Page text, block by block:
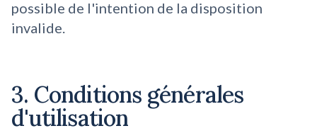
possible de l'intention de la disposition
invalide.
3. Conditions générales
d'utilisation